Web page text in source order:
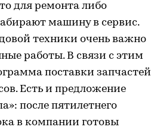
для ремонта либо
машину в сервис.
техники очень важно
работы. В связи с этим
поставки запчастей
Есть и предложение
после пятилетнего
в компании готовы